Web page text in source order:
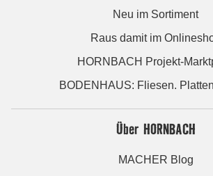
Neu im Sortiment
Raus damit im
HORNBACH Projekt-
BODENHAUS: Fliesen.
Über HORNBACH
MACHER Blog